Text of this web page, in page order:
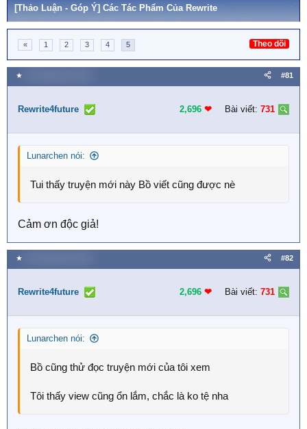
[Thảo Luận - Góp Ý] Các Tác Phẩm Của Rewrite
« 1 2 3 4 5 Theo dõi
★ #81
Rewrite4future 2,696 ❤︎ Bài viết: 731
Lunarchen nói:
Tui thấy truyện mới này Bồ viết cũng được nè
Cảm ơn độc giả!
★ #82
Rewrite4future 2,696 ❤︎ Bài viết: 731
Lunarchen nói:
Bồ cũng thử đọc truyện mới của tôi xem
Tôi thấy view cũng ổn lắm, chắc là ko tệ nha